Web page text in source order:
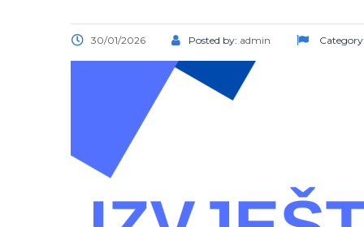
30/01/2026 Posted by: admin Category: